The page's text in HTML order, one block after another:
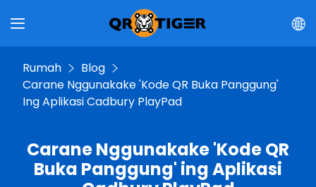
Rumah
Blog
Carane Nggunakake 'Kode QR Buka Panggung'
Ing Aplikasi Cadbury PlayPad
Carane Nggunakake 'Kode QR
Buka Panggung' ing Aplikasi